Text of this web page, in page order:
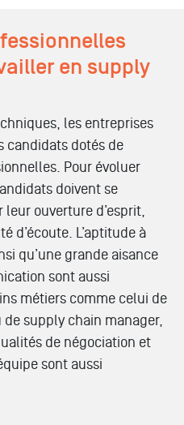
en supply
les entreprises
candidats dotés de
Pour évoluer
doivent se
ouverture d’esprit,
d’écoute. L’aptitude à
qu’une grande aisance
sont aussi
métiers comme celui de
supply chain manager,
de négociation et
sont aussi